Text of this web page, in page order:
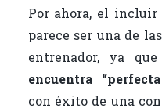
Por ahora, el incluir
parece ser una de
entrenador, ya que
encuentra
con éxito de una